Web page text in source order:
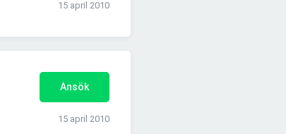
15 april 2010
Ansök
15 april 2010